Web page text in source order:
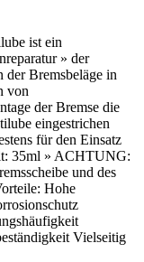
ist ein
» der
der Bremsbeläge in
von
der Bremse die
eingestrichen
für den Einsatz
35ml » ACHTUNG:
und des
Hohe
Vielseitig